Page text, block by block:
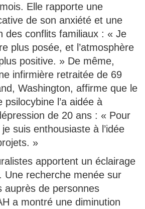
Elle rapporte une
de son anxiété et une
des conflits familiaux : « Je
plus posée, et l’atmosphère
positive. » De même,
infirmière retraitée de 69
Washington, affirme que le
psilocybine l’a aidée à
de 20 ans : « Pour
suis enthousiaste à l’idée
»
apportent un éclairage
Une recherche menée sur
auprès de personnes
a montré une diminution